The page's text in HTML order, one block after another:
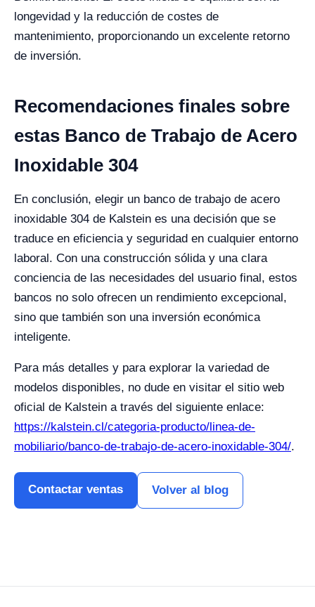
longevidad y la reducción de costes de
mantenimiento, proporcionando un excelente retorno
de inversión.
Recomendaciones finales sobre
estas Banco de Trabajo de Acero
Inoxidable 304
En conclusión, elegir un banco de trabajo de acero
inoxidable 304 de Kalstein es una decisión que se
traduce en eficiencia y seguridad en cualquier entorno
laboral. Con una construcción sólida y una clara
conciencia de las necesidades del usuario final, estos
bancos no solo ofrecen un rendimiento excepcional,
sino que también son una inversión económica
inteligente.
Para más detalles y para explorar la variedad de
modelos disponibles, no dude en visitar el sitio web
oficial de Kalstein a través del siguiente enlace:
https://kalstein.cl/categoria-producto/linea-de-
mobiliario/banco-de-trabajo-de-acero-inoxidable-304/.
Contactar ventas Volver al blog